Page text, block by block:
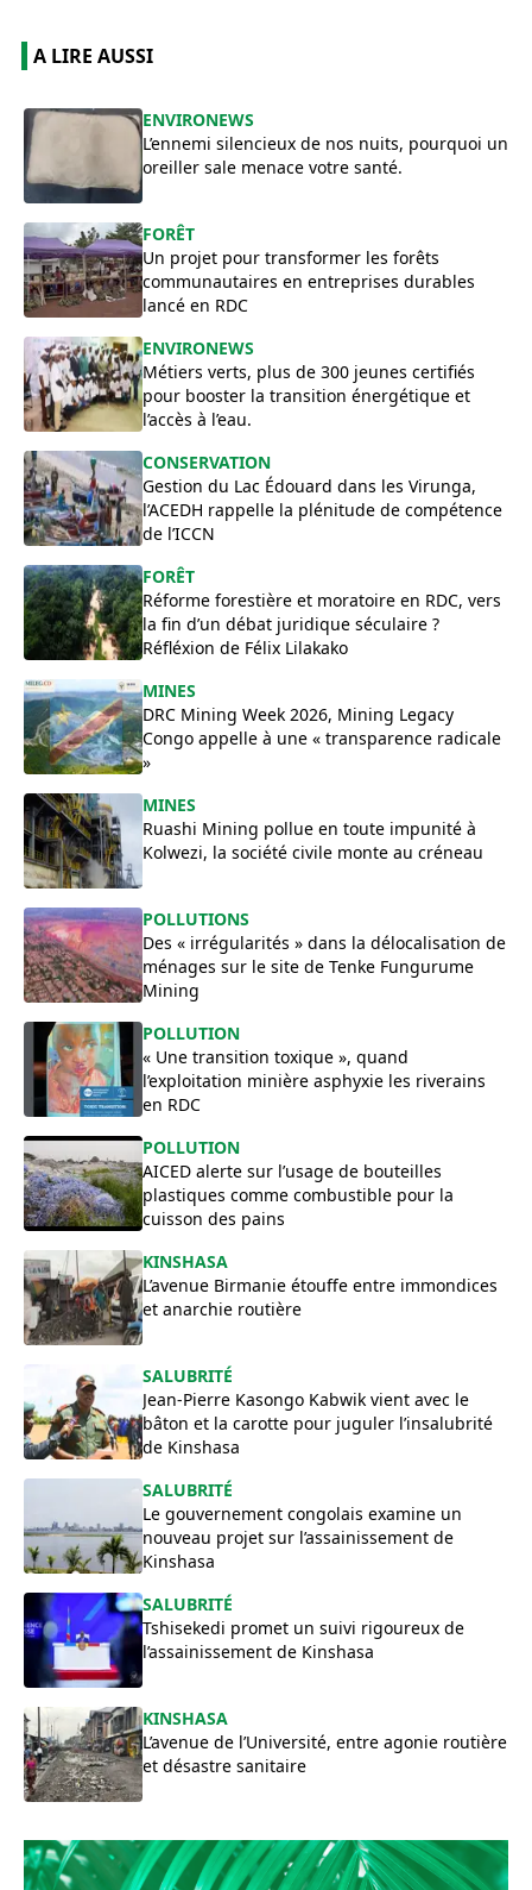
A LIRE AUSSI
ENVIRONEWS
​L’ennemi silencieux de nos nuits, pourquoi un
oreiller sale menace votre santé.
FORÊT
Un projet pour transformer les forêts
communautaires en entreprises durables
lancé en RDC
ENVIRONEWS
Métiers verts, plus de 300 jeunes certifiés
pour booster la transition énergétique et
l’accès à l’eau.
CONSERVATION
Gestion du Lac Édouard dans les Virunga,
l’ACEDH rappelle la plénitude de compétence
de l’ICCN
FORÊT
Réforme forestière et moratoire en RDC, vers
la fin d’un débat juridique séculaire ?
Réfléxion de Félix Lilakako
MINES
DRC Mining Week 2026, Mining Legacy
Congo appelle à une « transparence radicale
»
MINES
Ruashi Mining pollue en toute impunité à
Kolwezi, la société civile monte au créneau
POLLUTIONS
Des « irrégularités » dans la délocalisation de
ménages sur le site de Tenke Fungurume
Mining
POLLUTION
« Une transition toxique », quand
l’exploitation minière asphyxie les riverains
en RDC
POLLUTION
AICED alerte sur l’usage de bouteilles
plastiques comme combustible pour la
cuisson des pains
​KINSHASA
L’avenue Birmanie étouffe entre immondices
et anarchie routière
SALUBRITÉ
Jean-Pierre Kasongo Kabwik vient avec le
bâton et la carotte pour juguler l’insalubrité
de Kinshasa
SALUBRITÉ
Le gouvernement congolais examine un
nouveau projet sur l’assainissement de
Kinshasa
SALUBRITÉ
Tshisekedi promet un suivi rigoureux de
l’assainissement de Kinshasa
KINSHASA
L’avenue de l’Université, entre agonie routière
et désastre sanitaire